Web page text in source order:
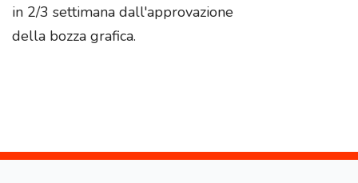
in 2/3 settimana dall'approvazione
della bozza grafica.